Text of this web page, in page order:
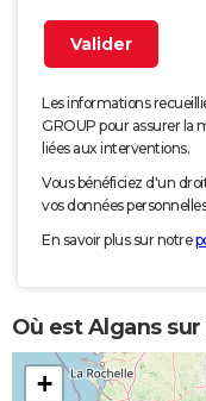
Les informations
GROUP pour assurer la
liées aux interventions.
Vous bénéficiez d'un
vos données
En savoir plus sur notre
Où est Algans
+